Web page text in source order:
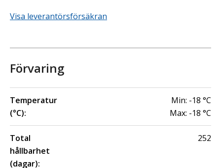
Visa leverantörsförsäkran
Förvaring
Temperatur
(°C):
Min: -18 °C
Max: -18 °C
Total
hållbarhet
(dagar):
252